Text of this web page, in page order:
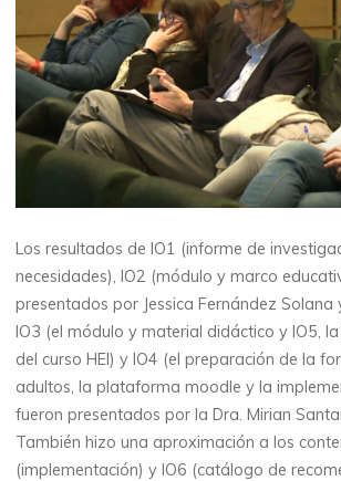
Los resultados de IO1 (informe de
necesidades), IO2 (módulo y marco
presentados por Jessica Fernández Solana
IO3 (el módulo y material didáctico y IO5,
del curso HEI) y IO4 (el preparación de la
adultos, la plataforma moodle y la
fueron presentados por la Dra. Mirian
También hizo una aproximación a los
(implementación) y IO6 (catálogo de